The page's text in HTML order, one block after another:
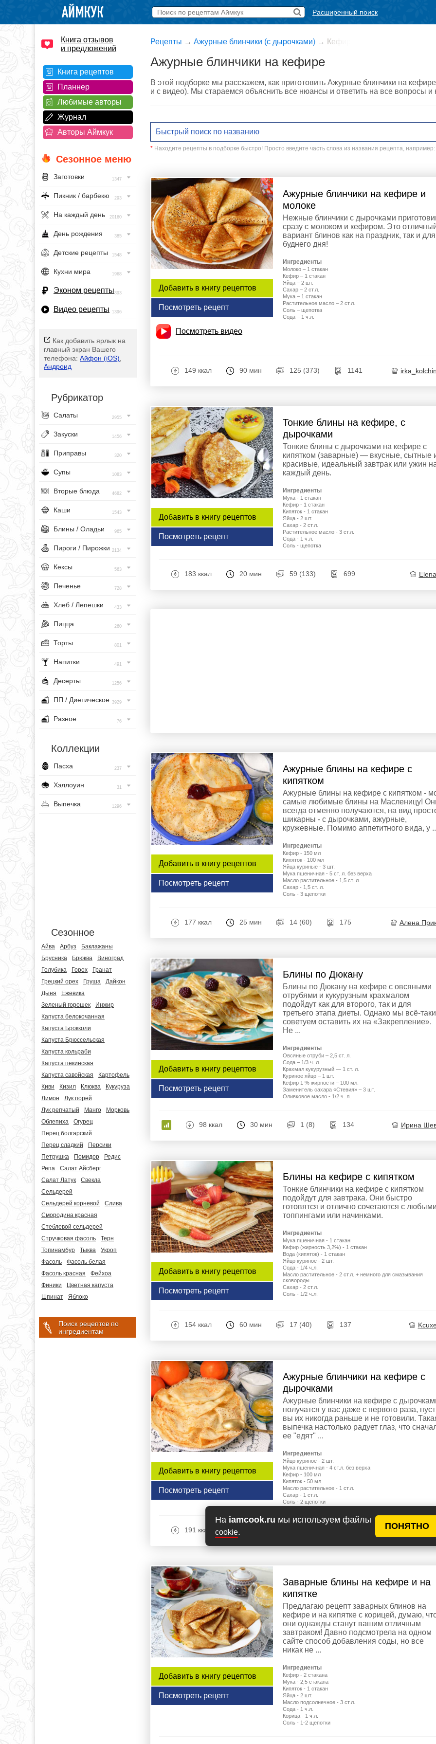
На iamcook.ru мы используем файлы
cookie.
ПОНЯТНО
Расширенный поиск
Книга отзывов
и предложений
Книга рецептов
Планнер
Любимые авторы
Журнал
Авторы Аймкук
Сезонное меню
Заготовки 1347
Пикник / барбекю 293
На каждый день 20160
День рождения 385
Детские рецепты 1548
Кухни мира 1968
Эконом рецепты393
Видео рецепты 1396
Как добавить ярлык на
главный экран Вашего
телефона: Айфон (iOS)
Андроид
Рубрикатор
Салаты 2955
Закуски 1456
Приправы 320
Супы 1083
Вторые блюда 4682
Каши 1543
Блины / Оладьи 965
Пироги / Пирожки 2134
Кексы 563
Печенье 728
Хлеб / Лепешки 433
Пицца 260
Торты 801
Напитки 491
Десерты 1256
ПП / Диетическое 3929
Разное 76
Коллекции
Пасха 237
Хэллоуин 31
Выпечка 1296
Сезонное
Айва Арбуз
Баклажаны
Брусника
Брюква
Виноград
Голубика
Горох
Гранат
Грецкий орех
Груша
Дайкон
Дыня
Ежевика
Зеленый горошек
Инжир
Капуста белокочанная
Капуста Брокколи
Капуста Брюссельская
Капуста кольраби
Капуста пекинская
Капуста савойская
Картофель
Киви
Кизил Клюква
Кукуруза
Лимон
Лук порей
Лук репчатый
Манго
Морковь
Облепиха
Огурец
Перец болгарский
Перец сладкий
Персики
Петрушка
Помидор
Редис
Репа
Салат Айсберг
Салат Латук
Свекла
Сельдерей
Сельдерей корневой
Слива
Смородина красная
Стеблевой сельдерей
Стручковая фасоль
Терн
Топинамбур
Тыква
Укроп
Фасоль
Фасоль белая
Фасоль красная
Фейхоа
Финики
Цветная капуста
Шпинат
Яблоко
Поиск рецептов по
ингредиентам
Рецепты → Ажурные блинчики (с дырочками) → Кефир
Ажурные блинчики на кефире
В этой подборке мы расскажем, как приготовить Ажурные блинчики на
и с видео). Мы стараемся объяснить все нюансы и ответить на все вопросы и
* Находите рецепты в подборке быстро! Просто введите часть слова из названия рецепта, например:
Добавить в книгу рецептов
Посмотреть рецепт
Посмотреть видео
Ажурные блинчики на кефире и
молоке
Нежные блинчики с дырочками
сразу с молоком и кефиром. Это
вариант блинов как на праздник, так и для
буднего дня!
Ингредиенты
Молоко – 1 стакан
Кефир – 1 стакан
Яйца – 2 шт.
Сахар – 2 ст.л.
Мука – 1 стакан
Растительное масло – 2 ст.л.
Соль – щепотка
Сода – 1 ч.л.
149 ккал 90 мин 125 (373) 1141
Добавить в книгу рецептов
Посмотреть рецепт
Тонкие блины на кефире, с
дырочками
Тонкие блины с дырочками на кефире с
кипятком (заварные) — вкусные, сытные
красивые, идеальный завтрак или ужин
каждый день.
Ингредиенты
Мука - 1 стакан
Кефир - 1 стакан
Кипяток - 1 стакан
Яйца - 2 шт.
Сахар - 2 ст.л.
Растительное масло - 3 ст.л.
Сода - 1 ч.л.
Соль - щепотка
183 ккал 20 мин 59 (133) 699
Добавить в книгу рецептов
Посмотреть рецепт
Ажурные блины на кефире с
кипятком
Ажурные блины на кефире с кипятком -
самые любимые блины на Масленицу!
всегда отменно получаются, на вид
шикарны - с дырочками, ажурные,
кружевные. Помимо аппетитного вида, у
Ингредиенты
Кефир - 150 мл
Кипяток - 100 мл
Яйца куриные - 3 шт.
Мука пшеничная - 5 ст. л. без верха
Масло растительное - 1,5 ст. л.
Сахар - 1,5 ст. л.
Соль - 3 щепотки
177 ккал 25 мин 14 (60) 175 Алена
Добавить в книгу рецептов
Посмотреть рецепт
Блины по Дюкану
Блины по Дюкану на кефире с овсяными
отрубями и кукурузным крахмалом
подойдут как для второго, так и для
третьего этапа диеты. Однако мы всё-таки
советуем оставить их на «Закрепление».
Не ...
Ингредиенты
Овсяные отруби – 2,5 ст. л.
Сода – 1/3 ч. л.
Крахмал кукурузный — 1 ст. л.
Куриное яйцо – 1 шт.
Кефир 1 % жирности – 100 мл.
Заменитель сахара «Стевия» – 3 шт.
Оливковое масло - 1/2 ч. л.
98 ккал 30 мин 1 (8) 134 Ирина
Добавить в книгу рецептов
Посмотреть рецепт
Блины на кефире с кипятком
Тонкие блинчики на кефире с кипятком
подойдут для завтрака. Они быстро
готовятся и отлично сочетаются с
топпингами или начинками.
Ингредиенты
Мука пшеничная - 1 стакан
Кефир (жирность 3,2%) - 1 стакан
Вода (кипяток) - 1 стакан
Яйцо куриное - 2 шт.
Сода - 1/4 ч.л.
Масло растительное - 2 ст.л. + немного для смазывания
сковороды
Сахар - 2 ст.л.
Соль - 1/2 ч.л.
154 ккал 60 мин 17 (40) 137
Добавить в книгу рецептов
Посмотреть рецепт
Ажурные блинчики на кефире с
дырочками
Ажурные блинчики на кефире с
получатся у вас даже с первого раза,
вы их никогда раньше и не готовили.
выпечка настолько радует глаз, что
ее "едят" ...
Ингредиенты
Яйцо куриное - 2 шт.
Мука пшеничная - 4 ст.л. без верха
Кефир - 100 мл
Кипяток - 50 мл
Масло растительное - 1 ст.л.
Сахар - 1 ст.л.
Соль - 2 щепотки
191 ккал Алена
Добавить в книгу рецептов
Посмотреть рецепт
Заварные блины на кефире и на
кипятке
Предлагаю рецепт заварных блинов на
кефире и на кипятке с корицей, думаю,
они однажды станут вашим отличным
завтраком! Давно подсмотрела на одном
сайте способ добавления соды, но все
никак не ...
Ингредиенты
Кефир - 2 стакана
Мука - 2,5 стакана
Кипяток - 1 стакан
Яйца - 2 шт.
Масло подсолнечное - 3 ст.л.
Сода - 1 ч.л.
Корица - 1 ч.л.
Соль - 1-2 щепотки